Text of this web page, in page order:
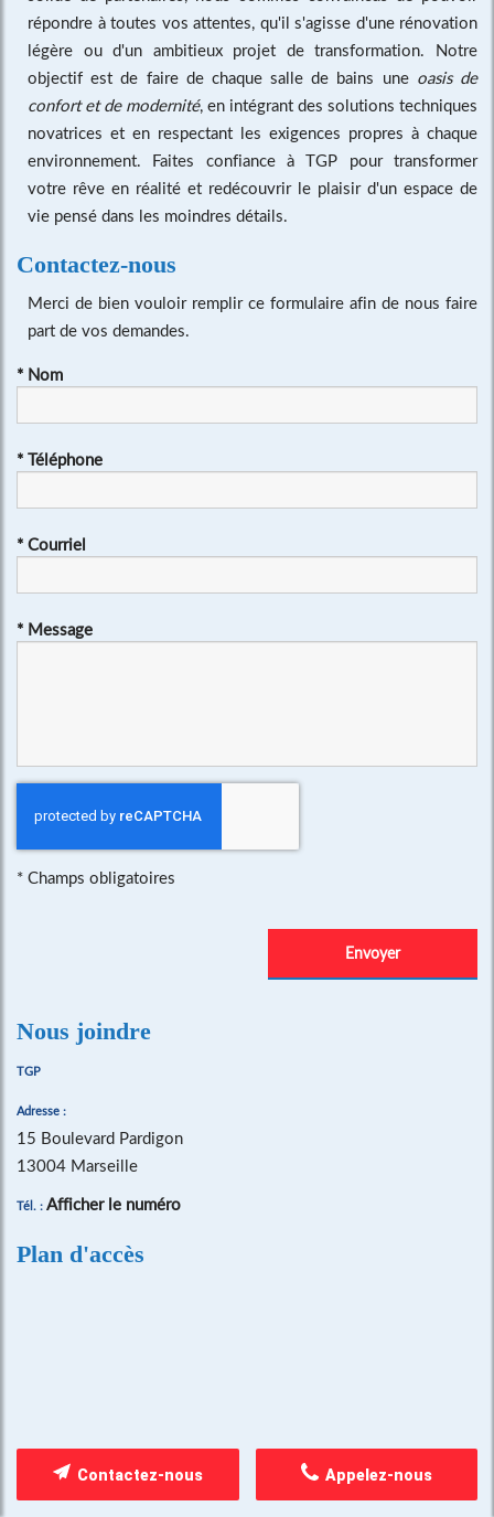
répondre à toutes vos attentes, qu'il s'agisse d'une rénovation
légère ou d'un ambitieux projet de transformation. Notre
objectif est de faire de chaque salle de bains une oasis de
confort et de modernité, en intégrant des solutions techniques
novatrices et en respectant les exigences propres à chaque
environnement. Faites confiance à TGP pour transformer
votre rêve en réalité et redécouvrir le plaisir d'un espace de
vie pensé dans les moindres détails.
Contactez-nous
Merci de bien vouloir remplir ce formulaire afin de nous faire
part de vos demandes.
* Nom
* Téléphone
* Courriel
* Message
* Champs obligatoires
Nous joindre
TGP
Adresse :
15 Boulevard Pardigon
13004 Marseille
Tél. : Afficher le numéro
Plan d'accès
Appelez-nous
Contactez-nous